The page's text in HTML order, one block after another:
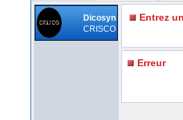
Dicosyn
CRISCO
Entrez
Erreur